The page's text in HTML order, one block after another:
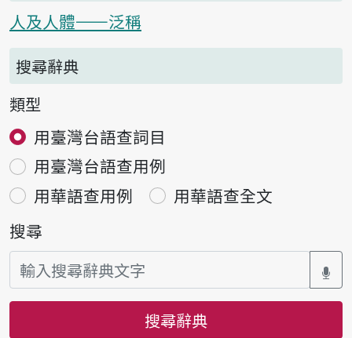
人及人體——泛稱
搜尋辭典
類型
用臺灣台語查詞目
用臺灣台語查用例
用華語查用例
用華語查全文
搜尋
搜尋辭典